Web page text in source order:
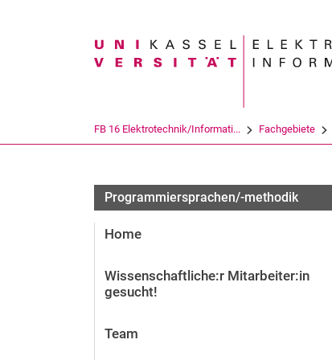
Suchbegriff
FB 16 Elektrotechnik/Informati... Fachgebiete
Programmiersprachen/-methodik
Home
Wissenschaftliche:r Mitarbeiter:in
gesucht!
Team